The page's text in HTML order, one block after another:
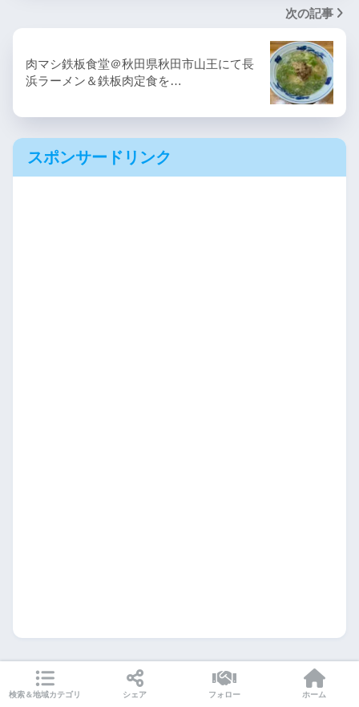
次の記事
肉マシ鉄板食堂＠秋田県秋田市山王にて長
浜ラーメン＆鉄板肉定食を…
スポンサードリンク
検索＆地域カテゴリ シェア フォロー ホーム